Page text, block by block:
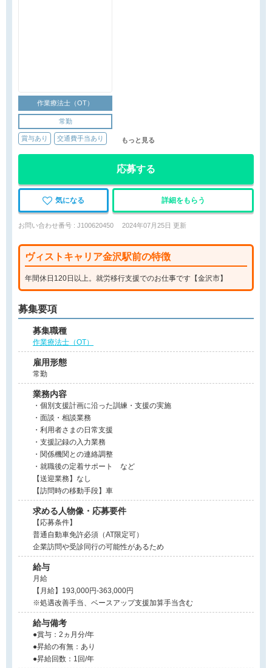
作業療法士（OT）
常勤
賞与あり 交通費手当あり もっと見る
応募する
気になる 詳細をもらう
お問い合わせ番号 : J100620450 2024年07月25日 更新
ヴィストキャリア金沢駅前の特徴
年間休日120日以上。就労移行支援でのお仕事です【金沢市】
募集要項
募集職種
作業療法士（OT）
雇用形態
常勤
業務内容
・個別支援計画に沿った訓練・支援の実施
・面談・相談業務
・利用者さまの日常支援
・支援記録の入力業務
・関係機関との連絡調整
・就職後の定着サポート など
【送迎業務】なし
【訪問時の移動手段】車
求める人物像・応募要件
【応募条件】
普通自動車免許必須（AT限定可）
企業訪問や受診同行の可能性があるため
給与
月給
【月給】193,000円-363,000円
※処遇改善手当、ベースアップ支援加算手当含む
給与備考
●賞与：2ヵ月分/年
●昇給の有無：あり
●昇給回数：1回/年